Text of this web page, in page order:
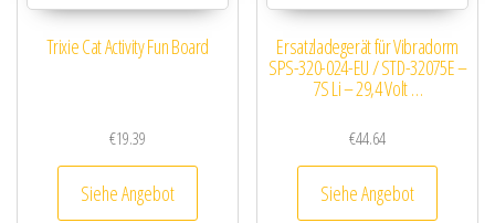
Trixie Cat Activity Fun Board
€19.39
Siehe Angebot
Ersatzladegerät für Vibradorm
SPS-320-024-EU / STD-32075E –
7S Li – 29,4 Volt …
€44.64
Siehe Angebot